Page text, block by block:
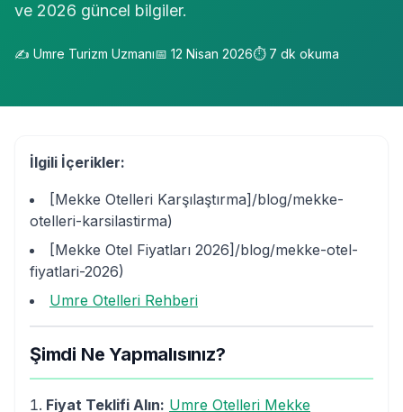
ve 2026 güncel bilgiler.
✍️ Umre Turizm Uzmanı📅 12 Nisan 2026⏱️ 7 dk okuma
İlgili İçerikler:
[Mekke Otelleri Karşılaştırma]/blog/mekke-
otelleri-karsilastirma)
[Mekke Otel Fiyatları 2026]/blog/mekke-otel-
fiyatlari-2026)
Umre Otelleri Rehberi
Şimdi Ne Yapmalısınız?
Fiyat Teklifi Alın: Umre Otelleri Mekke